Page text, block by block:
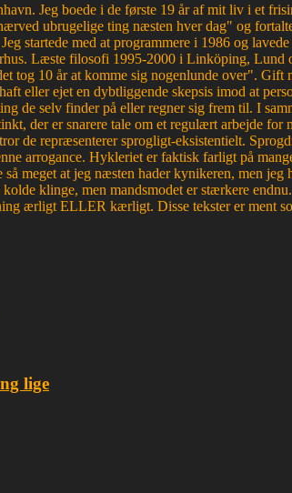
Jeg boede i de første 19 år af mit liv i et
ubrugelige ting næsten hver dag" og
startede med at programmere i 1986 og
Læste filosofi 1995-2000 i Linköping, Lund
10 år at komme sig nogenlunde over". Gift
eller ejet en dybtliggende skepsis imod at
de selv finder på eller regner sig frem til. I
der er snarere tale om et regulært arbejde
de repræsenterer sprogligt-eksistentielt.
arrogance. Hykleriet er faktisk farligt på
meget at jeg næsten hader kynikeren, men
klinge, men mandsmodet er stærkere
ærligt ELLER kærligt. Disse tekster er
lige